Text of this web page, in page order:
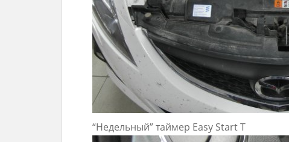
“Недельный” таймер Easy Start T